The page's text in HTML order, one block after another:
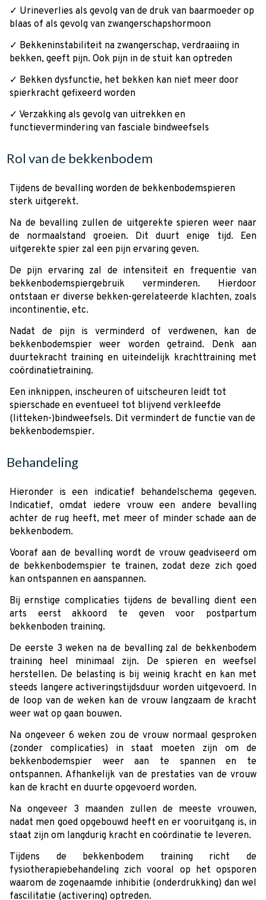
✓ Urineverlies als gevolg van de druk van baarmoeder op
blaas of als gevolg van zwangerschapshormoon
✓ Bekkeninstabiliteit na zwangerschap, verdraaiing in
bekken, geeft pijn. Ook pijn in de stuit kan optreden
✓ Bekken dysfunctie, het bekken kan niet meer door
spierkracht gefixeerd worden
✓ Verzakking als gevolg van uitrekken en
functievermindering van fasciale bindweefsels
Rol van de bekkenbodem
Tijdens de bevalling worden de bekkenbodemspieren
sterk uitgerekt.
Na de bevalling zullen de uitgerekte spieren weer naar
de normaalstand groeien. Dit duurt enige tijd. Een
uitgerekte spier zal een pijn ervaring geven.
De pijn ervaring zal de intensiteit en frequentie van
bekkenbodemspiergebruik verminderen. Hierdoor
ontstaan er diverse bekken-gerelateerde klachten, zoals
incontinentie, etc.
Nadat de pijn is verminderd of verdwenen, kan de
bekkenbodemspier weer worden getraind. Denk aan
duurtekracht training en uiteindelijk krachttraining met
coördinatietraining.
Een inknippen, inscheuren of uitscheuren leidt tot
spierschade en eventueel tot blijvend verkleefde
(litteken-)bindweefsels. Dit vermindert de functie van de
bekkenbodemspier.
Behandeling
Hieronder is een indicatief behandelschema gegeven.
Indicatief, omdat iedere vrouw een andere bevalling
achter de rug heeft, met meer of minder schade aan de
bekkenbodem.
Vooraf aan de bevalling wordt de vrouw geadviseerd om
de bekkenbodemspier te trainen, zodat deze zich goed
kan ontspannen en aanspannen.
Bij ernstige complicaties tijdens de bevalling dient een
arts eerst akkoord te geven voor postpartum
bekkenboden training.
De eerste 3 weken na de bevalling zal de bekkenbodem
training heel minimaal zijn. De spieren en weefsel
herstellen. De belasting is bij weinig kracht en kan met
steeds langere activeringstijdsduur worden uitgevoerd. In
de loop van de weken kan de vrouw langzaam de kracht
weer wat op gaan bouwen.
Na ongeveer 6 weken zou de vrouw normaal gesproken
(zonder complicaties) in staat moeten zijn om de
bekkenbodemspier weer aan te spannen en te
ontspannen. Afhankelijk van de prestaties van de vrouw
kan de kracht en duurte opgevoerd worden.
Na ongeveer 3 maanden zullen de meeste vrouwen,
nadat men goed opgebouwd heeft en er vooruitgang is, in
staat zijn om langdurig kracht en coördinatie te leveren.
Tijdens de bekkenbodem training richt de
fysiotherapiebehandeling zich vooral op het opsporen
waarom de zogenaamde inhibitie (onderdrukking) dan wel
fascilitatie (activering) optreden.